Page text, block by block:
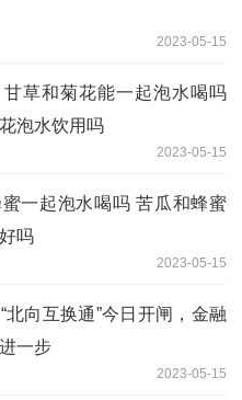
2023-05-15
草和菊花能一起泡水喝吗
泡水饮用吗
2023-05-15
一起泡水喝吗 苦瓜和蜂蜜
吗
2023-05-15
北向互换通”今日开闸，金融
一步
2023-05-15